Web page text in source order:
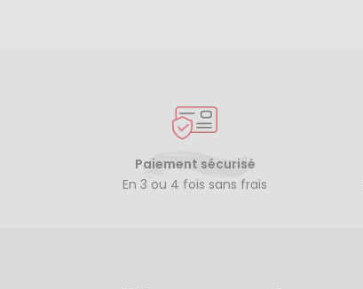
Paiement sécurisé
En 3 ou 4 fois sans frais